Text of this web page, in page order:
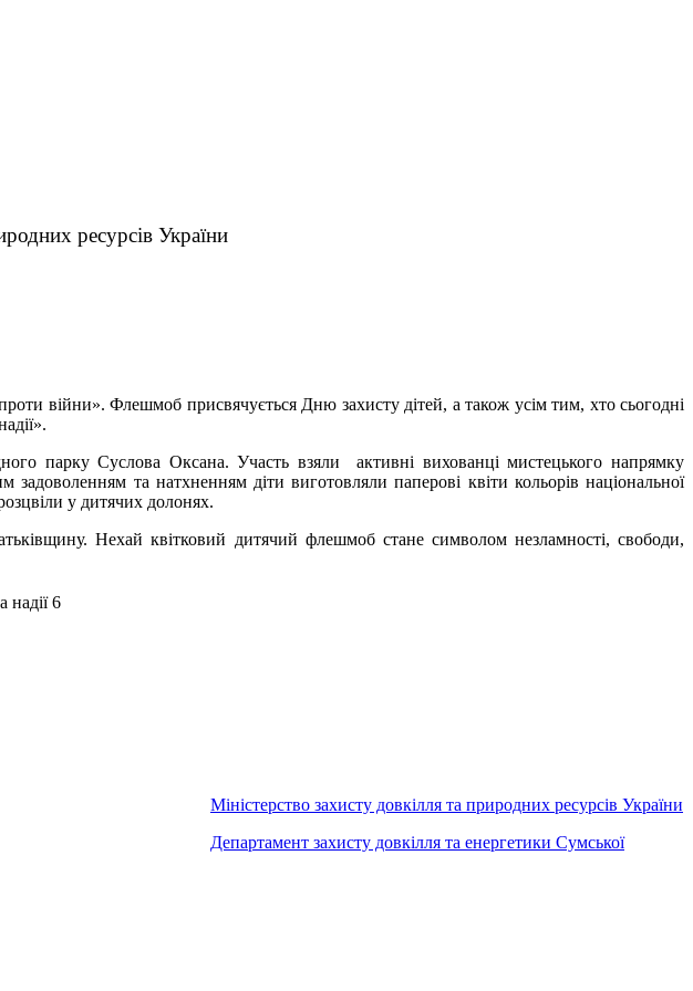
ресурсів України
війни». Флешмоб присвячується Дню захисту дітей, а також усім тим, хто сьогодні
парку Суслова Оксана. Участь взяли активні вихованці мистецького напрямку
та натхненням діти виготовляли паперові квіти кольорів національної
у дитячих долонях.
Нехай квітковий дитячий флешмоб стане символом незламності, свободи,
Міністерство захисту довкілля та природних ресурсів України
Департамент захисту довкілля та енергетики Сумської